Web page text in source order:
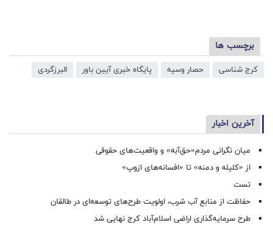
برچسب ها
کرج شناسی حصار وسیه پایگاه خبری آیین باور البرزگردی
آخرین اخبار
میان نگرانی مردم«حق‌آبه» و واقعیت‌های حقوقی
از «کلیله و دمنه» تا «افسانه‌های ازوپ»
تست
حفاظت از منابع آب شرب، اولویت طرح‌های توسعه‌ای در طالقان
طرح سرمایه‌گذاری اراضی اسلام‌آباد کرج نهایی شد